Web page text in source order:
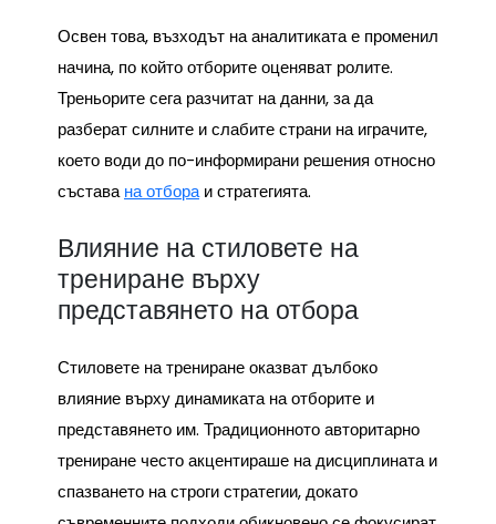
Освен това, възходът на аналитиката е променил
начина, по който отборите оценяват ролите.
Треньорите сега разчитат на данни, за да
разберат силните и слабите страни на играчите,
което води до по-информирани решения относно
съставана отбораи стратегията.
Влияние на стиловете на
трениране върху
представянето на отбора
Стиловете на трениране оказват дълбоко
влияние върху динамиката на отборите и
представянето им. Традиционното авторитарно
трениране често акцентираше на дисциплината и
спазването на строги стратегии, докато